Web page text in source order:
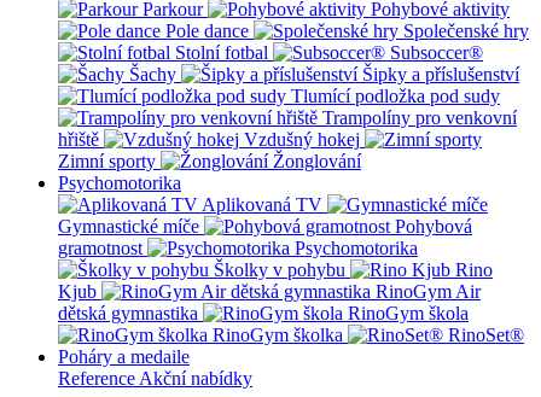
Parkour
Pohybové aktivity
Pole dance
Společenské hry
Stolní fotbal
Subsoccer®
Šachy
Šipky a příslušenství
Tlumící podložka pod sudy
Trampolíny pro venkovní
hřiště
Vzdušný hokej
Zimní sporty
Žonglování
Psychomotorika
Aplikovaná TV
Gymnastické míče
Pohybová
gramotnost
Psychomotorika
Školky v pohybu
Rino
Kjub
RinoGym Air
dětská gymnastika
RinoGym škola
RinoGym školka
RinoSet®
Poháry a medaile
Reference Akční nabídky